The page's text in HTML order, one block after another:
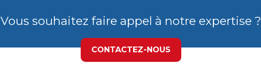
Vous souhaitez faire appel à notre expertise ?
CONTACTEZ-NOUS